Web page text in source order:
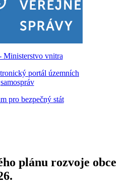
plánu rozvoje obce